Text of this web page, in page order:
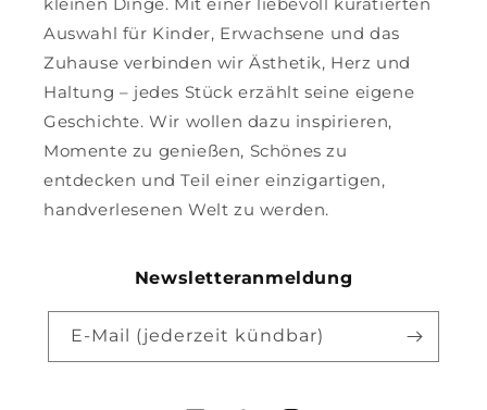
Auswahl für Kinder, Erwachsene und das
Zuhause verbinden wir Ästhetik, Herz und
Haltung – jedes Stück erzählt seine eigene
Geschichte. Wir wollen dazu inspirieren,
Momente zu genießen, Schönes zu
entdecken und Teil einer einzigartigen,
handverlesenen Welt zu werden.
Newsletteranmeldung
E-Mail (jederzeit kündbar)